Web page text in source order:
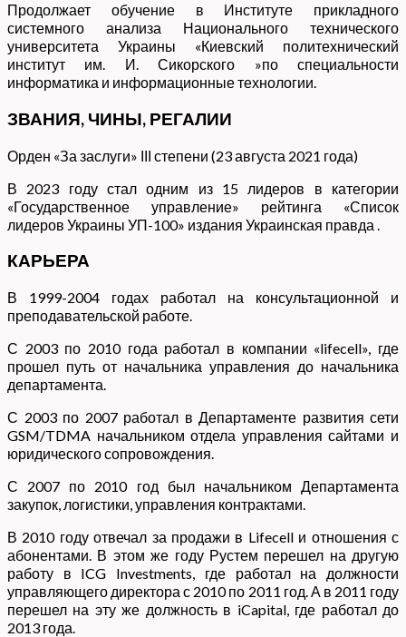
Продолжает обучение в Институте прикладного
системного анализа Национального технического
университета Украины «Киевский политехнический
институт им. И. Сикорского »по специальности
информатика и информационные технологии.
ЗВАНИЯ, ЧИНЫ, РЕГАЛИИ
Орден «За заслуги» ІІІ степени (23 августа 2021 года)
В 2023 году стал одним из 15 лидеров в категории
«Государственное управление» рейтинга «Список
лидеров Украины УП-100» издания Украинская правда
КАРЬЕРА
В 1999-2004 годах работал на консультационной и
преподавательской работе.
С 2003 по 2010 года работал в компании «lifecell», где
прошел путь от начальника управления до начальника
департамента.
С 2003 по 2007 работал в Департаменте развития сети
GSM/TDMA начальником отдела управления сайтами и
юридического сопровождения.
С 2007 по 2010 год был начальником Департамента
закупок, логистики, управления контрактами.
В 2010 году отвечал за продажи в Lifecell и отношения с
абонентами. В этом же году Рустем перешел на другую
работу в ICG Investments, где работал на должности
управляющего директора с 2010 по 2011 год. А в 2011 году
перешел на эту же должность в iCapital, где работал до
2013 года.